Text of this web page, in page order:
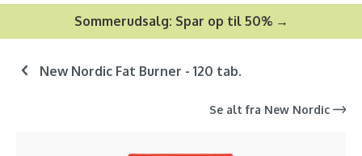
Sommerudsalg: Spar op til 50% →
New Nordic Fat Burner - 120 tab.
Se alt fra New Nordic